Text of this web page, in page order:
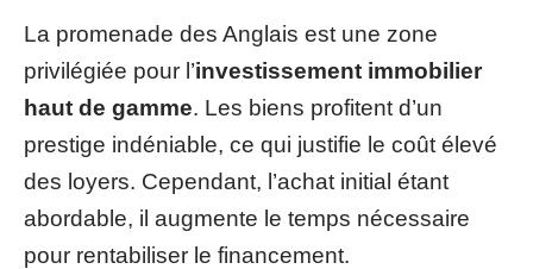
La promenade des Anglais est une zone
privilégiée pour l’investissement immobilier
haut de gamme. Les biens profitent d’un
prestige indéniable, ce qui justifie le coût élevé
des loyers. Cependant, l’achat initial étant
abordable, il augmente le temps nécessaire
pour rentabiliser le financement.